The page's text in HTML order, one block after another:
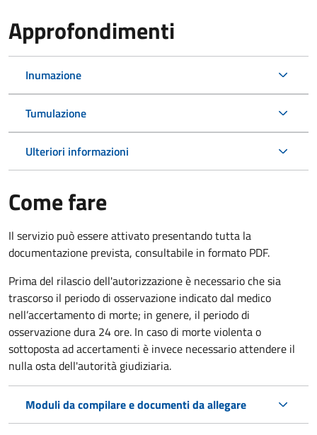
Approfondimenti
Inumazione
Tumulazione
Ulteriori informazioni
Come fare
Il servizio può essere attivato presentando tutta la
documentazione prevista, consultabile in formato PDF.
Prima del rilascio dell'autorizzazione è necessario che sia
trascorso il periodo di osservazione indicato dal medico
nell’accertamento di morte; in genere, il periodo di
osservazione dura 24 ore. In caso di morte violenta o
sottoposta ad accertamenti è invece necessario attendere il
nulla osta dell'autorità giudiziaria.
Moduli da compilare e documenti da allegare